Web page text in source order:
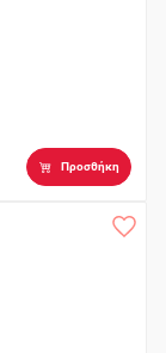
Προσθήκη